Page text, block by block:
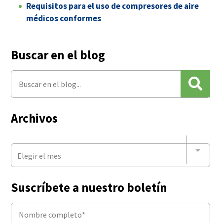
Requisitos para el uso de compresores de aire
médicos conformes
Buscar en el blog
Archivos
Elegir el mes
Suscríbete a nuestro boletín